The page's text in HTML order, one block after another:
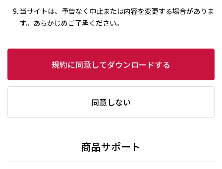
当サイトは、予告なく中止または内容を変更する場合がありま
す。あらかじめご了承ください。
規約に同意してダウンロードする
同意しない
商品サポート